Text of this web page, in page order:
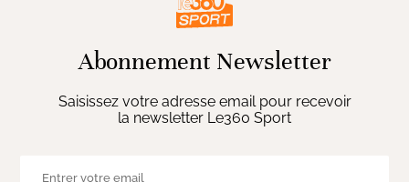
Abonnement Newsletter
Saisissez votre adresse email pour recevoir
la newsletter Le360 Sport